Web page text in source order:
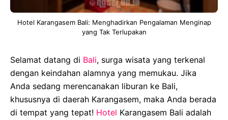
Hotel Karangasem Bali: Menghadirkan Pengalaman Menginap
yang Tak Terlupakan
Selamat datang di Bali, surga wisata yang terkenal
dengan keindahan alamnya yang memukau. Jika
Anda sedang merencanakan liburan ke Bali,
khususnya di daerah Karangasem, maka Anda berada
di tempat yang tepat! Hotel Karangasem Bali adalah